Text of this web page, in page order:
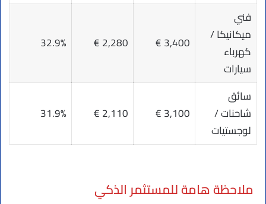
فني
ميكانيكا /
كهرباء
سيارات
3,400 €
2,280 €
32.9%
سائق
شاحنات /
لوجستيات
3,100 €
2,110 €
31.9%
ملاحظة هامة للمستثمر الذكي